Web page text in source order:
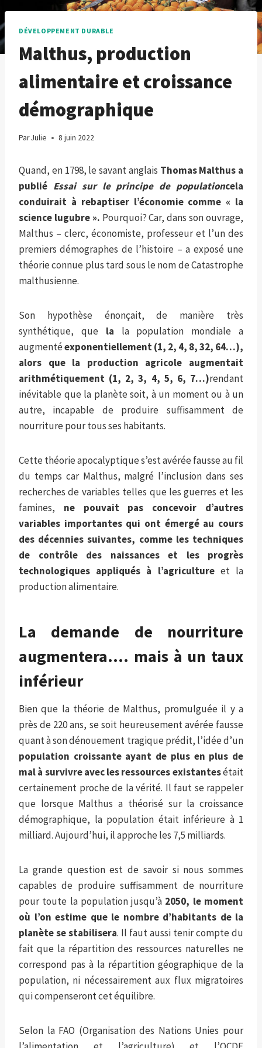
DÉVELOPPEMENT DURABLE
Malthus, production
alimentaire et croissance
démographique
ParJulie 8 juin 2022
Quand, en 1798, le savant anglais Thomas Malthus a
publié Essai sur le principe de populationcela
conduirait à rebaptiser l’économie comme « la
science lugubre ». Pourquoi? Car, dans son ouvrage,
Malthus – clerc, économiste, professeur et l’un des
premiers démographes de l’histoire – a exposé une
théorie connue plus tard sous le nom de Catastrophe
malthusienne.
Son hypothèse énonçait, de manière très
synthétique, que la la population mondiale a
augmentéexponentiellement (1, 2, 4, 8, 32, 64…),
alors que la production agricole augmentait
arithmétiquement (1, 2, 3, 4, 5, 6, 7…)rendant
inévitable que la planète soit, à un moment ou à un
autre, incapable de produire suffisamment de
nourriture pour tous ses habitants.
Cette théorie apocalyptique s’est avérée fausse au fil
du temps car Malthus, malgré l’inclusion dans ses
recherches de variables telles que les guerres et les
famines, ne pouvait pas concevoir d’autres
variables importantes qui ont émergé au cours
des décennies suivantes, comme les techniques
de contrôle des naissances et les progrès
technologiques appliqués à l’agricultureet la
production alimentaire.
La demande de nourriture
augmentera…. mais à un taux
inférieur
Bien que la théorie de Malthus, promulguée il y a
près de 220 ans, se soit heureusement avérée fausse
quant à son dénouement tragique prédit, l’idée d’un
population croissante ayant de plus en plus de
mal à survivre avec les ressources existantesétait
certainement proche de la vérité. Il faut se rappeler
que lorsque Malthus a théorisé sur la croissance
démographique, la population était inférieure à 1
milliard. Aujourd’hui, il approche les 7,5 milliards.
La grande question est de savoir si nous sommes
capables de produire suffisamment de nourriture
pour toute la population jusqu’à 2050, le moment
où l’on estime que le nombre d’habitants de la
planète se stabilisera. Il faut aussi tenir compte du
fait que la répartition des ressources naturelles ne
correspond pas à la répartition géographique de la
population, ni nécessairement aux flux migratoires
qui compenseront cet équilibre.
Selon la FAO (Organisation des Nations Unies pour